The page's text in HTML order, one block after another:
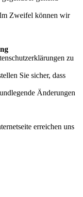
Zweifel können wir
zu
Sie sicher, dass
Änderungen
erreichen uns